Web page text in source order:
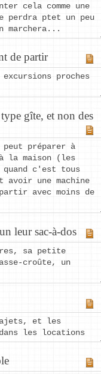
cela comme une
perdra ptet un peu
marchera...
de partir
proches
gîte, et non des
préparer à
la maison (les
c'est tous
une machine
avec moins de
leur sac-à-dos
sa petite
croûte, un
et les
les locations